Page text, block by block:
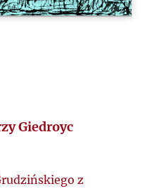
Giedroyc
z